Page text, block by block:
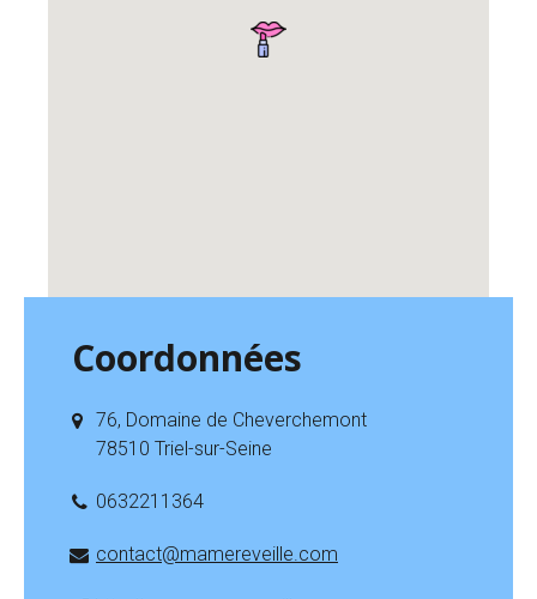
Coordonnées
76, Domaine de Cheverchemont
78510 Triel-sur-Seine
0632211364
contact@mamereveille.com